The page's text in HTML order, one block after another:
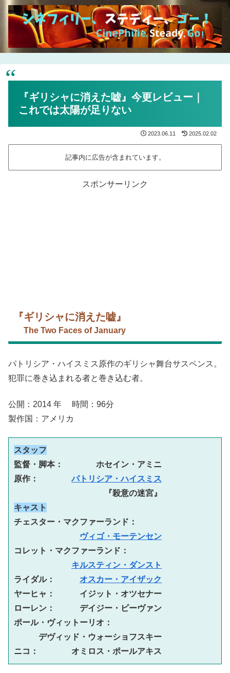
『ギリシャに消えた嘘』今更レビュー｜
これでは太陽が足りない
2023.06.11 2025.02.02
記事内に広告が含まれています。
スポンサーリンク
『ギリシャに消えた嘘』
The Two Faces of January
パトリシア・ハイスミス原作のギリシャ舞台サスペンス。
犯罪に巻き込まれる者と巻き込む者。
公開：2014 年 時間：96分
製作国：アメリカ
スタッフ
監督・脚本：　　　　ホセイン・アミニ
原作： パトリシア・ハイスミス
キャスト
チェスター・マクファーランド：
ヴィゴ・モーテンセン
コレット・マクファーランド：
キルスティン・ダンスト
ライダル： オスカー・アイザック
ヤーヒャ：　　　イジット・オツセナー
ローレン：　　　デイジー・ビーヴァン
ポール・ヴィットーリオ：
デヴィッド・ウォーショフスキー
ニコ：　　　　オミロス・ポールアキス